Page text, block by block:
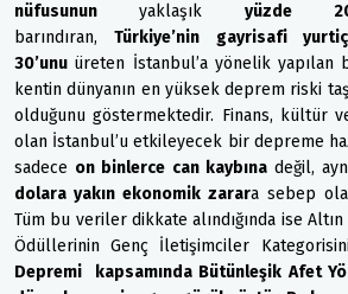
nüfusununyaklaşık yüzde
barındıran,Türkiye’nin gayrisafi
30’unu üreten İstanbul’a yönelik yapılan
kentin dünyanın en yüksek deprem riski
olduğunu göstermektedir. Finans, kültür
olan İstanbul’u etkileyecek bir depreme
sadece on binlerce can kaybınadeğil,
dolara yakın ekonomik zarara sebep
Tüm bu veriler dikkate alındığında ise
Ödüllerinin Genç İletişimciler
Depremi kapsamında Bütünleşik Afet